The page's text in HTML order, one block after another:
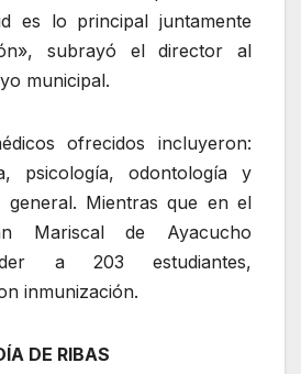
es lo principal juntamente
subrayó el director al
municipal.
ofrecidos incluyeron:
psicología, odontología y
general. Mientras que en el
Mariscal de Ayacucho
a 203 estudiantes,
inmunización.
DE RIBAS